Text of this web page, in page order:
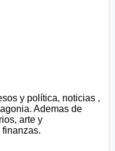
y política, noticias ,
Ademas de
arte y